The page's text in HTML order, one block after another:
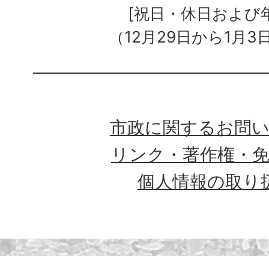
[祝日・休日および
（12月29日から1月3
市政に関するお問
リンク・著作権・
個人情報の取り